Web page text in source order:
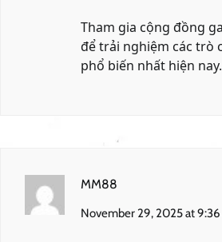
Tham gia cộng đồng
để trải nghiệm các trò
phổ biến nhất hiện nay.
MM88
November 29, 2025 at